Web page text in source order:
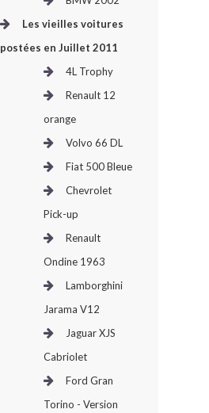
Les vieilles voitures
postées en Juillet 2011
4L Trophy
Renault 12
orange
Volvo 66 DL
Fiat 500 Bleue
Chevrolet
Pick-up
Renault
Ondine 1963
Lamborghini
Jarama V12
Jaguar XJS
Cabriolet
Ford Gran
Torino - Version